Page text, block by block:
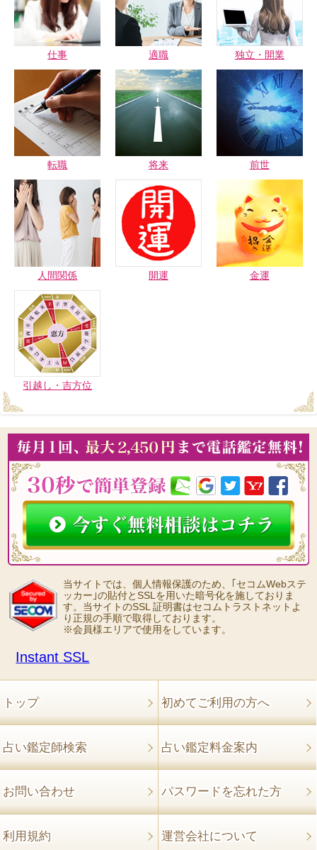
仕事 適職 独立・開業
転職 将来 前世
人間関係 開運 金運
引越し・吉方位
当サイトでは、個人情報保護のため、｢セコムWebステ
ッカー｣の貼付とSSLを用いた暗号化を施しておりま
す。当サイトのSSL 証明書はセコムトラストネットよ
り正規の手順で取得しております。
※会員様エリアで使用をしています。
Instant SSL
トップ 初めてご利用の方へ
占い鑑定師検索 占い鑑定料金案内
お問い合わせ パスワードを忘れた方
利用規約 運営会社について